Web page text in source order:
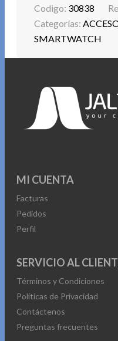
Codigo: 30838
Categorías:
SMARTWATCH
MI CUENTA
Facturas
Pedidos
Perfil
SERVICIO AL
Términos y Condiciones
Políticas de Privacidad
Contáctenos
Preguntas frecuentes